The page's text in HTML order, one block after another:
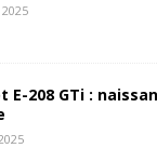
E-208 GTi :